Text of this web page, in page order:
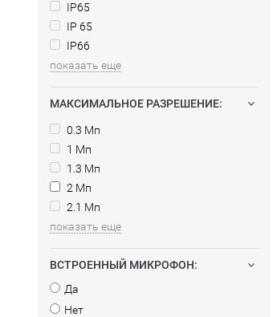
IP65
IP 65
IP66
показать еще
МАКСИМАЛЬНОЕ РАЗРЕШЕНИЕ:
0.3 Мп
1 Мп
1.3 Мп
2 Мп
2.1 Мп
показать еще
ВСТРОЕННЫЙ МИКРОФОН:
Да
Нет